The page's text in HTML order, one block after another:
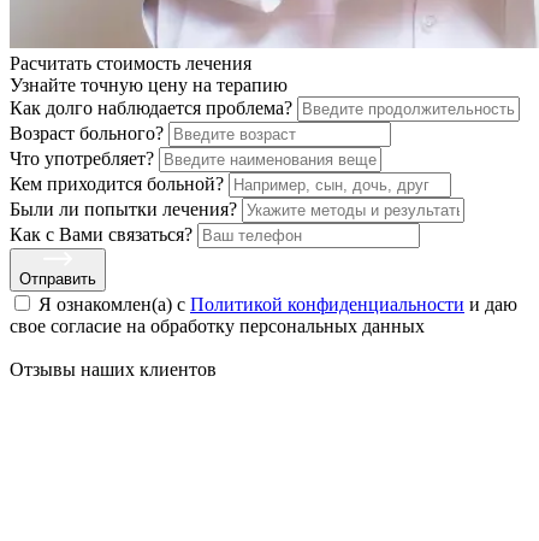
Расчитать стоимость лечения
Узнайте точную цену на терапию
Как долго наблюдается проблема?
Возраст больного?
Что употребляет?
Кем приходится больной?
Были ли попытки лечения?
Как с Вами связаться?
Отправить
Я ознакомлен(а) с Политикой конфиденциальности и даю
свое cогласие на обработку персональных данных
Отзывы наших клиентов